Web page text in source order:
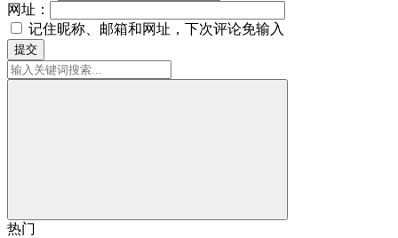
网址：
记住昵称、邮箱和网址，下次评论免输入
提交
热门